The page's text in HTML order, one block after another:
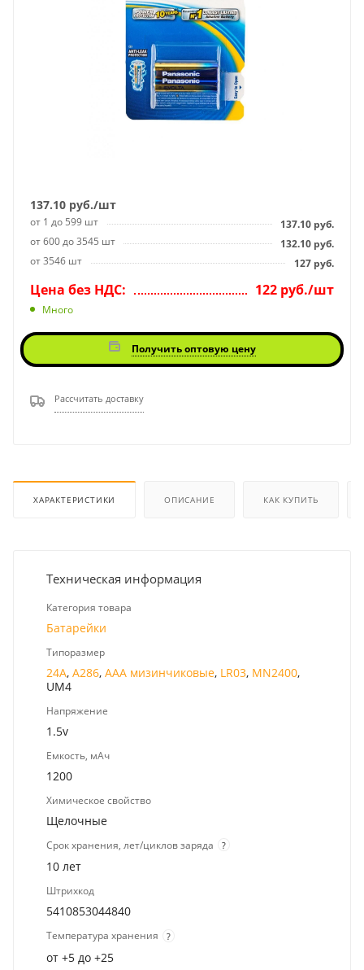
137.10 руб./шт
от 1 до 599 шт 137.10 руб.
от 600 до 3545 шт
132.10 руб.
от 3546 шт
127 руб.
Цена без НДС: 122 руб./шт
Много
Получить оптовую цену
Рассчитать доставку
ХАРАКТЕРИСТИКИ ОПИСАНИЕ КАК КУПИТЬ
Техническая информация
Категория товара
Батарейки
Типоразмер
24A, A286, AAA мизинчиковые, LR03, MN2400,
UM4
Напряжение
1.5v
Емкость, мАч
1200
Химическое свойство
Щелочные
Срок хранения, лет/циклов заряда ?
10 лет
Штрихкод
5410853044840
Температура хранения ?
от +5 до +25